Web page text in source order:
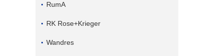
RumA
RK Rose+Krieger
Wandres